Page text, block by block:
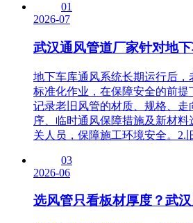
01
2026-07
武汉通风管道厂家针对地
地下车库通风系统长期运行后
标准化作业，在保障安全的前
记录老旧风管的材质、规格、
序、临时通风保障措施及新材
关人员，保障施工环境安全。2.
03
2026-06
选风管只看板材厚度？武